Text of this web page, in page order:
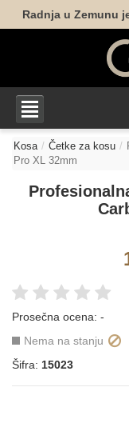
Radnja u Zemunu
Kosa Četke za kosu
Pro XL 32mm
Prosečna ocena: -
Nema na stanju
Šifra: 15023